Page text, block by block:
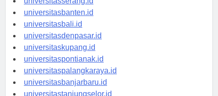
universitasserang.id
universitasbanten.id
universitasbali.id
universitasdenpasar.id
universitaskupang.id
universitaspontianak.id
universitaspalangkaraya.id
universitasbanjarbaru.id